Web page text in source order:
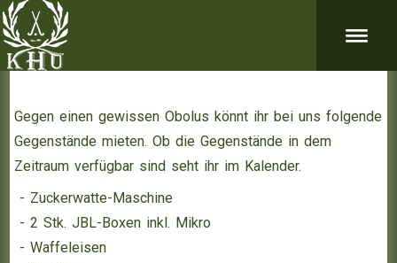
Gegen einen gewissen Obolus könnt ihr bei uns folgende
Gegenstände mieten. Ob die Gegenstände in dem
Zeitraum verfügbar sind seht ihr im Kalender.
- Zuckerwatte-Maschine
- 2 Stk. JBL-Boxen inkl. Mikro
- Waffeleisen